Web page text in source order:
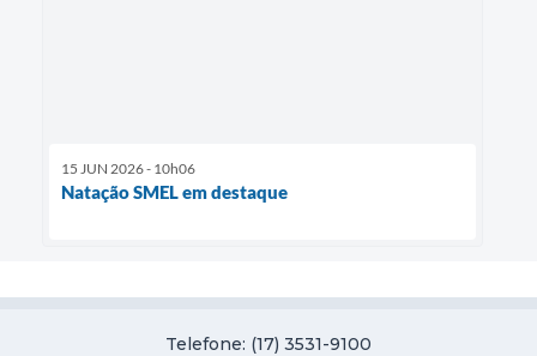
15 JUN 2026 - 10h06
Natação SMEL em destaque
Telefone: (17) 3531-9100